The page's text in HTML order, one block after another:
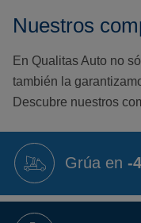
Nuestros
En Qualitas Auto no
también la
Descubre nuestros
Grúa en -